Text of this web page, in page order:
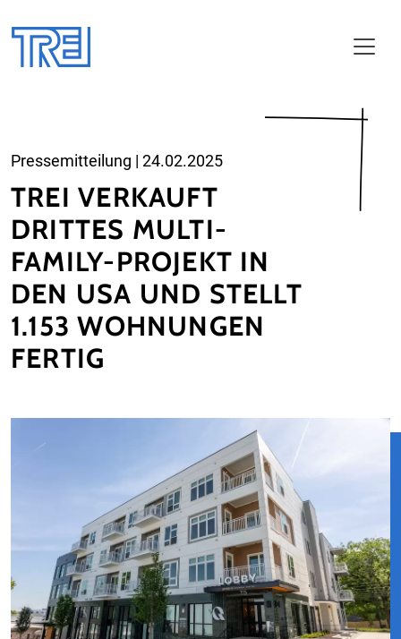
Pressemitteilung | 24.02.2025
TREI VERKAUFT
DRITTES MULTI-
FAMILY-PROJEKT IN
DEN USA UND STELLT
1.153 WOHNUNGEN
FERTIG